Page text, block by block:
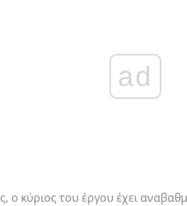
ad
κύριος του έργου έχει